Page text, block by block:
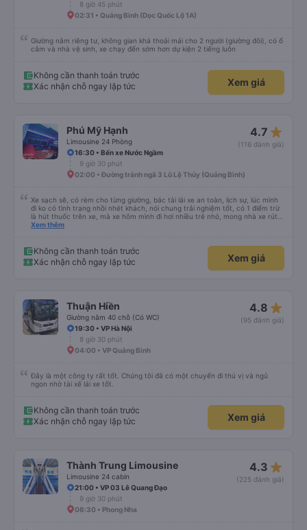
8 giờ 45 phút
02:31 • Quảng Bình (Dọc Quốc Lộ 1A)
Giường nằm riêng tư, không gian khá thoải mái cho 2 người (giường đôi), có ổ
cắm và nhà vệ sinh, xe chạy đến sớm hơn dự kiện 2 tiếng luôn
Không cần thanh toán trước
Xác nhận chỗ ngay lập tức
Xem giá
Phú Mỹ Hạnh
Limousine 24 Phòng
4.7 star_rate
(116 đánh giá)
16:30 • Bến xe Nước Ngầm
9 giờ 30 phút
02:00 • Đường tránh ngã 3 Lũ Lệ Thủy (Quảng Bình)
Xe sạch sẽ, có rèm cho từng giường, bác tài lái xe an toàn, lịch sự, lúc mình
đi ko có tình trạng nhồi nhét khách, nói chung trải nghiệm tốt, có 1 điểm trừ
là hút thuốc trên xe, mà xe hôm mình đi hơi nhiều trẻ nhỏ, mong nhà xe rút
kinh nghiệm khi đọc đc bình luận này
Xem thêm
Không cần thanh toán trước
Xác nhận chỗ ngay lập tức
Xem giá
Thuận Hiền
Giường nằm 40 chỗ (Có WC)
4.8 star_rate
(95 đánh giá)
19:30 • VP Hà Nội
8 giờ 30 phút
04:00 • VP Quảng Bình
Đây là một công ty rất tốt. Chúng tôi đã có một chuyến đi thú vị và ngủ
ngon nhờ tài xế lái xe tốt.
Không cần thanh toán trước
Xác nhận chỗ ngay lập tức
Xem giá
Thành Trung Limousine
Limousine 24 cabin
4.3 star_rate
(225 đánh giá)
21:00 • VP 03 Lê Quang Đạo
9 giờ 30 phút
06:30 • Phong Nha